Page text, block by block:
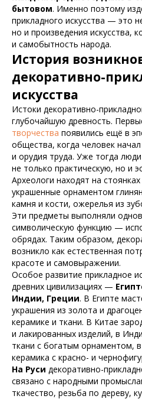
бытовом. Именно поэтому
прикладного искусства — это
но и произведения искусства,
и самобытность народа.
История
декоративно-
искусства
Истоки декоративно-
глубочайшую древность.
творчества появились ещё в
общества, когда человек
и орудия труда. Уже тогда
не только практическую, но и
Археологи находят на
украшенные орнаментом
камня и кости, ожерелья из
Эти предметы выполняли
символическую функцию —
обрядах. Таким образом,
возникло как естественная
красоте и самовыражении.
Особое развитие прикладное
древних цивилизациях —
Индии, Греции. В Египте
украшения из золота и
керамике и ткани. В Китае
и лакированных изделий, в
ткани с богатым орнаментом,
керамика с красно- и
На Руси декоративно-
связано с народными
ткачество, резьба по дереву,